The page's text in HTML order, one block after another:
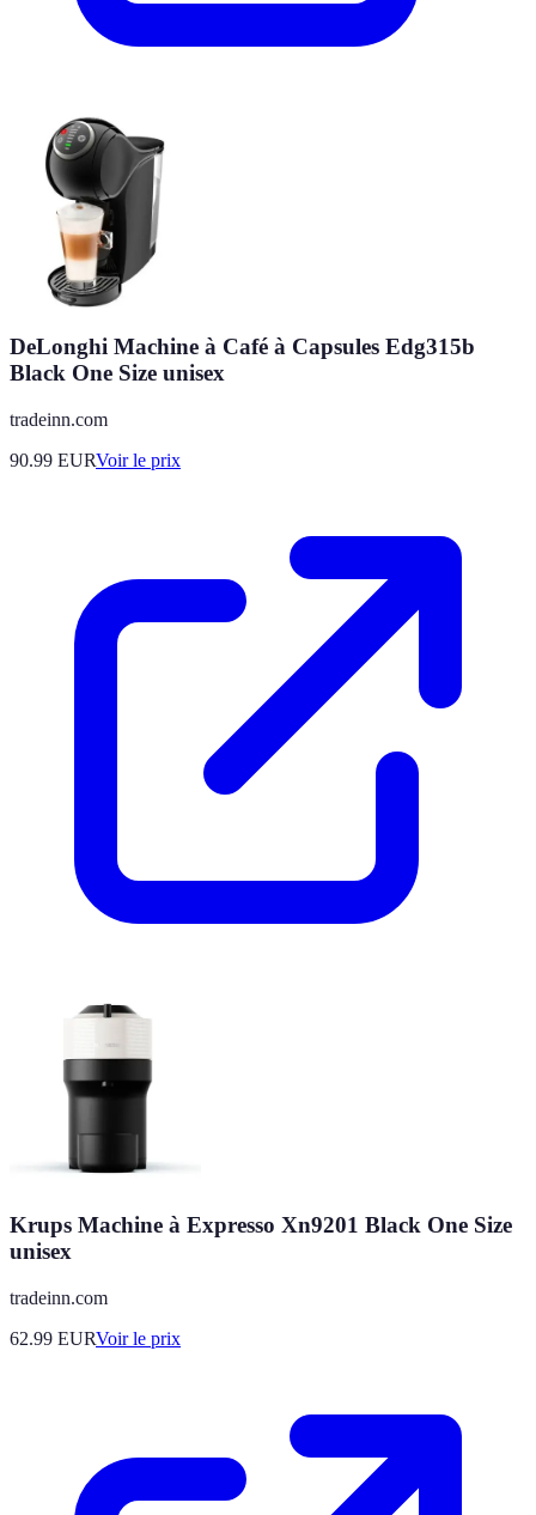
DeLonghi Machine à Café à Capsules Edg315b
Black One Size unisex
tradeinn.com
90.99 EURVoir le prix
Krups Machine à Expresso Xn9201 Black One Size
unisex
tradeinn.com
62.99 EURVoir le prix